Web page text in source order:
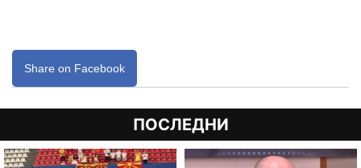
Share on Facebook
ПОСЛЕДНИ